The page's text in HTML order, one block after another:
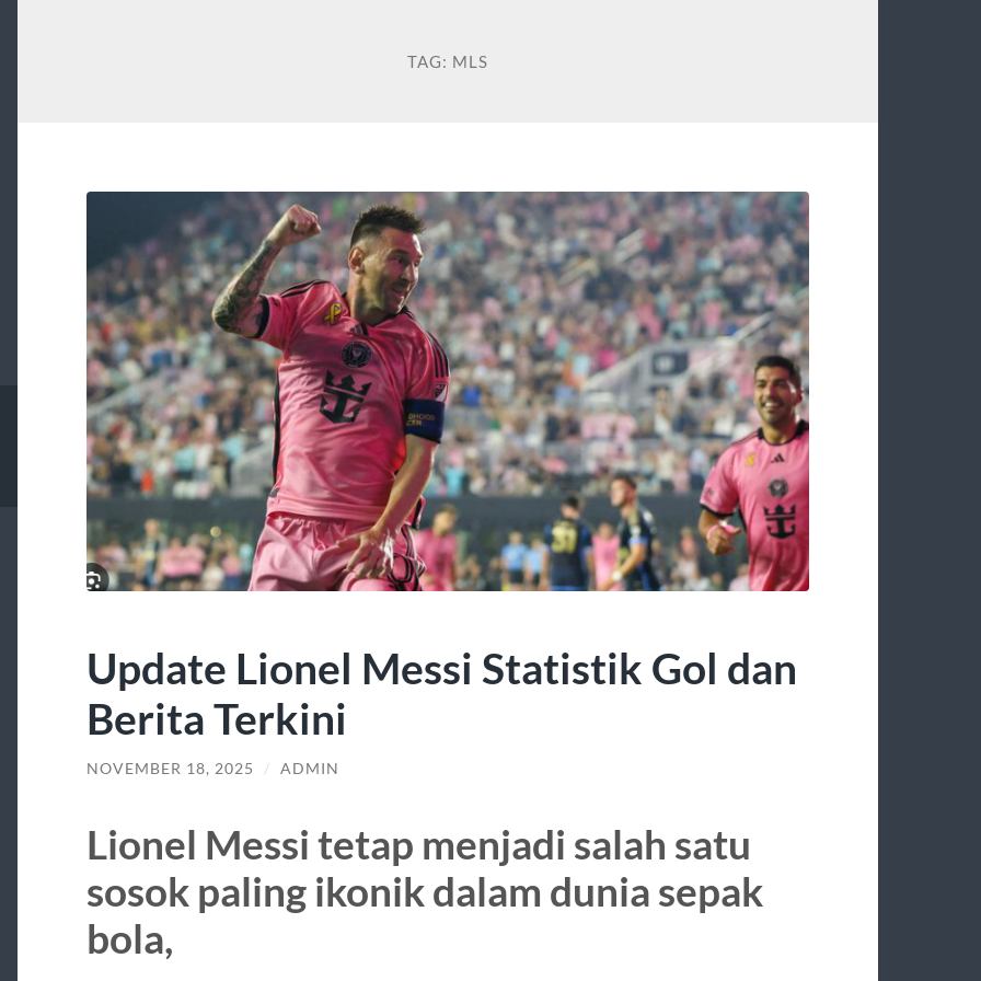
TAG: MLS
Update Lionel Messi Statistik Gol dan
Berita Terkini
NOVEMBER 18, 2025 / ADMIN
Lionel Messi tetap menjadi salah satu
sosok paling ikonik dalam dunia sepak
bola,